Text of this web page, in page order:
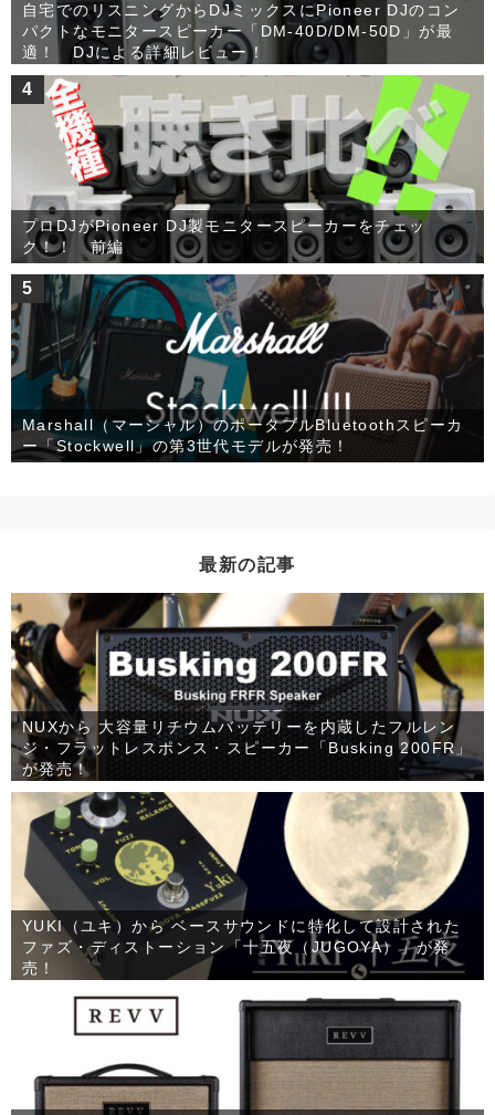
自宅でのリスニングからDJミックスにPioneer DJのコン
パクトなモニタースピーカー「DM-40D/DM-50D」が最
適！ DJによる詳細レビュー！
4
プロDJがPioneer DJ製モニタースピーカーをチェッ
ク！！ 前編
5
Marshall（マーシャル）のポータブルBluetoothスピーカ
ー「Stockwell」の第3世代モデルが発売！
最新の記事
NUXから 大容量リチウムバッテリーを内蔵したフルレン
ジ・フラットレスポンス・スピーカー「Busking 200FR」
が発売！
YUKI（ユキ）から ベースサウンドに特化して設計された
ファズ・ディストーション「十五夜（JUGOYA）」が発
売！